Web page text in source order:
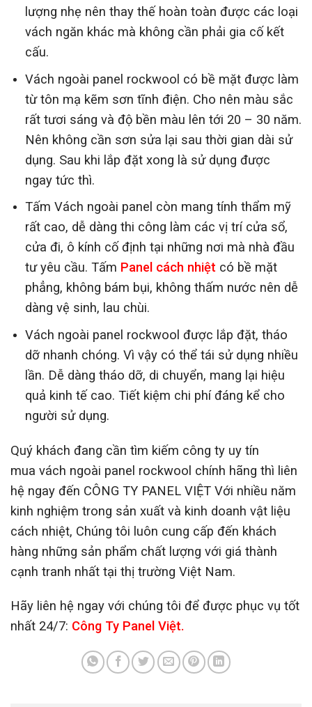
lượng nhẹ nên thay thế hoàn toàn được các loại
vách ngăn khác mà không cần phải gia cố kết
cấu.
Vách ngoài panel rockwool có bề mặt được làm
từ tôn mạ kẽm sơn tĩnh điện. Cho nên màu sắc
rất tươi sáng và độ bền màu lên tới 20 – 30 năm.
Nên không cần sơn sửa lại sau thời gian dài sử
dụng. Sau khi lắp đặt xong là sử dụng được
ngay tức thì.
Tấm Vách ngoài panel còn mang tính thẩm mỹ
rất cao, dễ dàng thi công làm các vị trí cửa sổ,
cửa đi, ô kính cố định tại những nơi mà nhà đầu
tư yêu cầu. Tấm Panel cách nhiệt có bề mặt
phẳng, không bám bụi, không thấm nước nên dễ
dàng vệ sinh, lau chùi.
Vách ngoài panel rockwool được lắp đặt, tháo
dỡ nhanh chóng. Vì vậy có thể tái sử dụng nhiều
lần. Dễ dàng tháo dỡ, di chuyển, mang lại hiệu
quả kinh tế cao. Tiết kiệm chi phí đáng kể cho
người sử dụng.
Quý khách đang cần tìm kiếm công ty uy tín
mua vách ngoài panel rockwool chính hãng thì liên
hệ ngay đến CÔNG TY PANEL VIỆT Với nhiều năm
kinh nghiệm trong sản xuất và kinh doanh vật liệu
cách nhiệt, Chúng tôi luôn cung cấp đến khách
hàng những sản phẩm chất lượng với giá thành
cạnh tranh nhất tại thị trường Việt Nam.
Hãy liên hệ ngay với chúng tôi để được phục vụ tốt
nhất 24/7: Công Ty Panel Việt.